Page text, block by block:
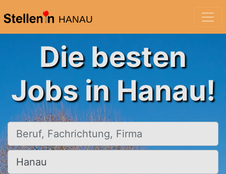
HANAU
Die besten
Jobs in Hanau!
Beruf, Fachrichtung, Firma
Ort, Stadt